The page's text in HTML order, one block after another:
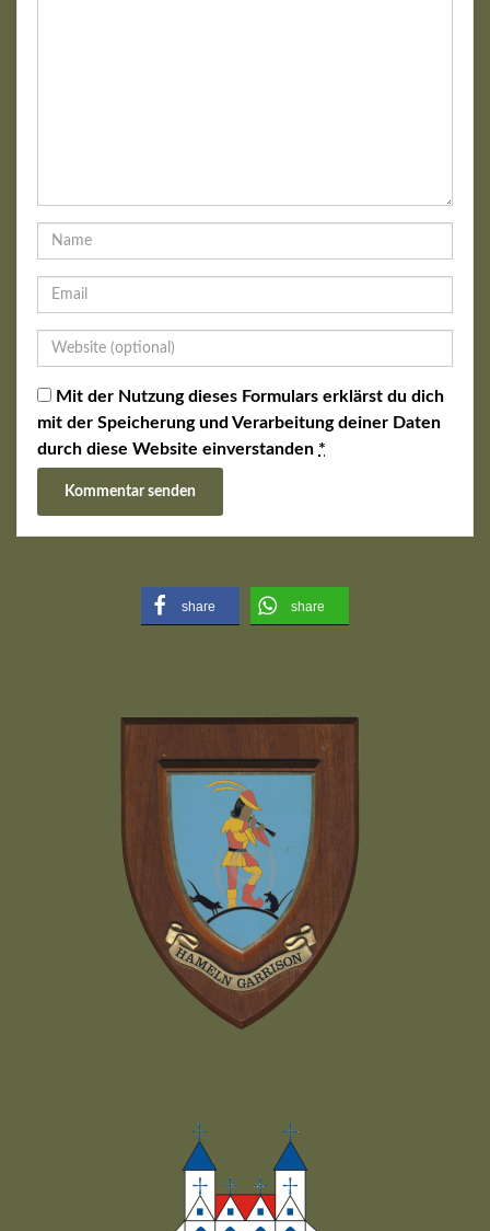
Mit der Nutzung dieses Formulars erklärst du dich
mit der Speicherung und Verarbeitung deiner Daten
durch diese Website einverstanden *
share share